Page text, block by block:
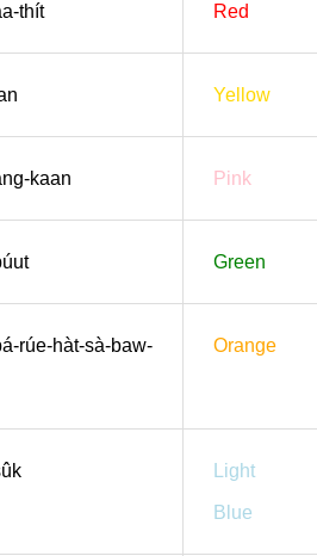
thít Red
Yellow
kaan Pink
Green
rúe-hàt-sà-baw- Orange
Light
Blue